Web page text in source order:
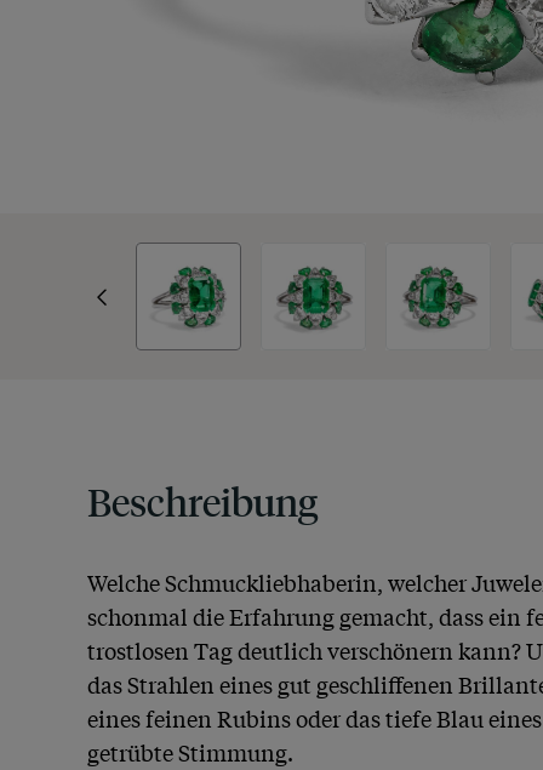
Beschreibung
Welche Schmuckliebhaberin, welcher
schonmal die Erfahrung gemacht, dass ein
trostlosen Tag deutlich verschönern kann?
das Strahlen eines gut geschliffenen
eines feinen Rubins oder das tiefe Blau
getrübte Stimmung.